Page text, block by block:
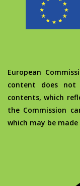
European
content does
contents, which
the Commission
which may be